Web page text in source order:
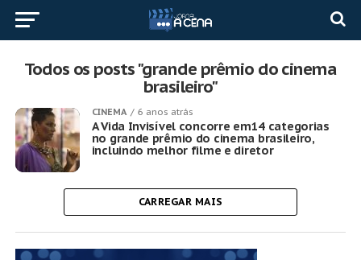
Todos os posts "grande prêmio do cinema
brasileiro"
CINEMA 6 anos atrás
A Vida Invisível concorre em14 categorias
no grande prêmio do cinema brasileiro,
incluindo melhor filme e diretor
CARREGAR MAIS